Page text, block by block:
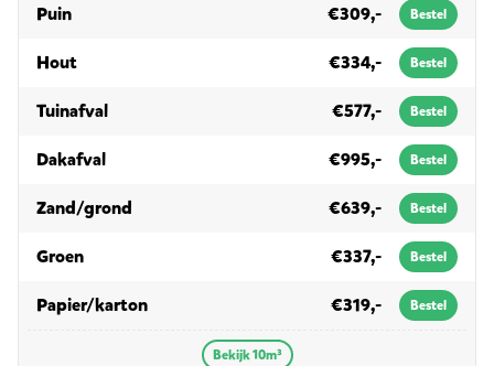
Puinin 10m³ €309,- Bestel
Houtin 10m³ €334,- Bestel
Tuinafvalin 10m³ €577,- Bestel
Dakafvalin 10m³ €995,- Bestel
Zand/grond €639,- Bestel
Groenin 10m³ €337,- Bestel
Papier/kartonin 10m³ €319,- Bestel
Bekijk 10m³